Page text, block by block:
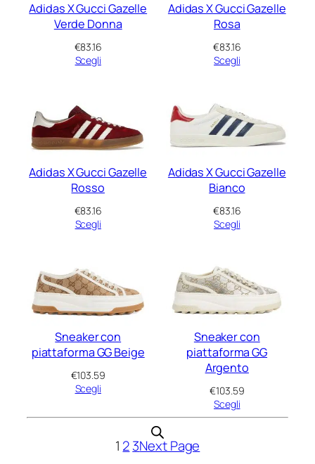
Adidas X Gucci Gazelle
Verde Donna
€83.16
Scegli
Adidas X Gucci Gazelle
Rosa
€83.16
Scegli
Adidas X Gucci Gazelle
Rosso
€83.16
Scegli
Adidas X Gucci Gazelle
Bianco
€83.16
Scegli
Sneaker con
piattaforma GG Beige
€103.59
Scegli
Sneaker con
piattaforma GG
Argento
€103.59
Scegli
1 23Next Page